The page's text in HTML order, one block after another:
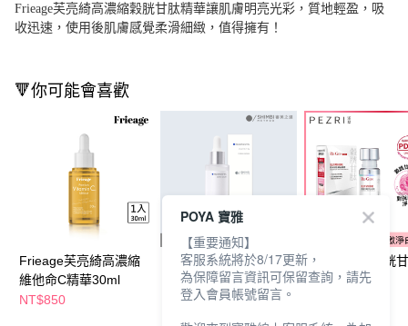
Frieage芙亮綺高濃縮穀胱甘肽精華讓肌膚明亮光彩，質地輕盈，吸
收迅速，使用後肌膚感覺柔滑細緻，值得擁有！
🔻你可能會喜歡
Frieage芙亮綺高濃縮
維他命C精華30ml
NT$850
審美之選3%穀胱甘肽
亮白精華30ml
NT$650
PEZRI派翠穀胱
白精華30ml
POYA 寶雅
【重要通知】
客服系統將於8/17更新，
為保障留言資訊可保留查詢，請先
登入會員帳號留言。